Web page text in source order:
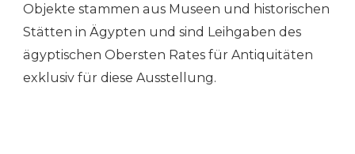
Objekte stammen aus Museen und historischen
Stätten in Ägypten und sind Leihgaben des
ägyptischen Obersten Rates für Antiquitäten
exklusiv für diese Ausstellung.